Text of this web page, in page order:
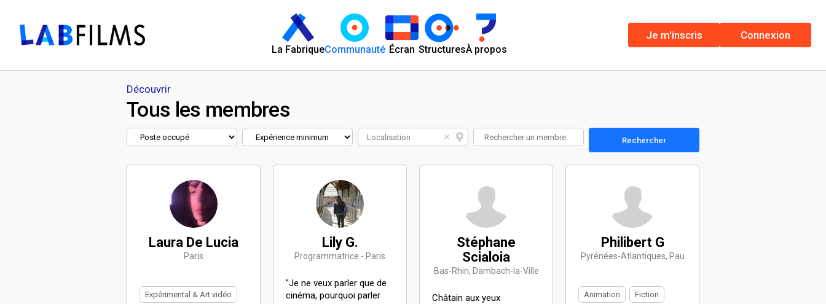
La FabriqueCommunauté Écran StructuresÀ propos
Je m'inscris Connexion
Découvrir
Tous les membres
Localisation Rechercher
Laura De Lucia
Paris
Expérimental & Art vidéo
Lily G.
Programmatrice - Paris
"Je ne veux parler que de
cinéma, pourquoi parler
Stéphane
Scialoia
Bas-Rhin, Dambach-la-Ville
Châtain aux yeux
Philibert G
Pyrénées-Atlantiques, Pau
Animation Fiction